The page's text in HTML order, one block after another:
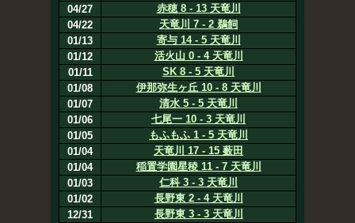
04/27
赤穂 8 - 13 天竜川
04/22
天竜川 7 - 2 鵜飼
01/13
寄与 14 - 5 天竜川
01/12
活火山 0 - 4 天竜川
01/11
SK 8 - 5 天竜川
01/08
伊那弥生ヶ丘 10 - 8 天竜川
01/07
清水 5 - 5 天竜川
01/06
七尾一 10 - 3 天竜川
01/05
もふもふ 1 - 5 天竜川
01/04
天竜川 17 - 15 薮田
01/04
稲置学園星稜 11 - 7 天竜川
01/03
仁科 3 - 3 天竜川
01/02
長野東 2 - 4 天竜川
12/31
長野東 3 - 3 天竜川